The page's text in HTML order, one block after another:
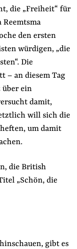
die „Freiheit“ für
den ersten
würdigen, „die
Die
– an diesem Tag
ein
damit,
will sich die
um damit
die British
„Schön, die
gibt es